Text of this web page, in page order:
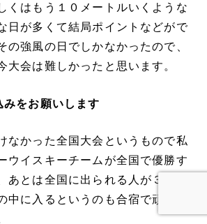
くはもう１０メートルいくような
日が多くて結局ポイントなどがで
の強風の日でしかなかったので、
大会は難しかったと思います。
をお願いします
なかった全国大会というもので私
ウイスキーチームが全国で優勝す
あとは全国に出られる人が３人な
中に入るというのも合宿で頑張っ